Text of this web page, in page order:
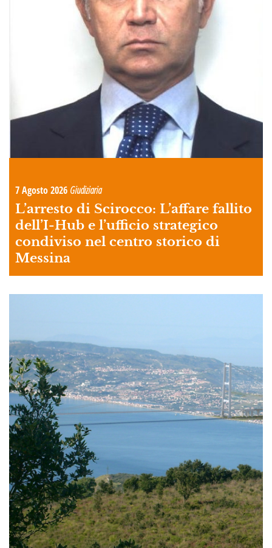
7 Agosto 2026 Giudiziaria
L’arresto di Scirocco: L’affare fallito
dell’I-Hub e l’ufficio strategico
condiviso nel centro storico di
Messina